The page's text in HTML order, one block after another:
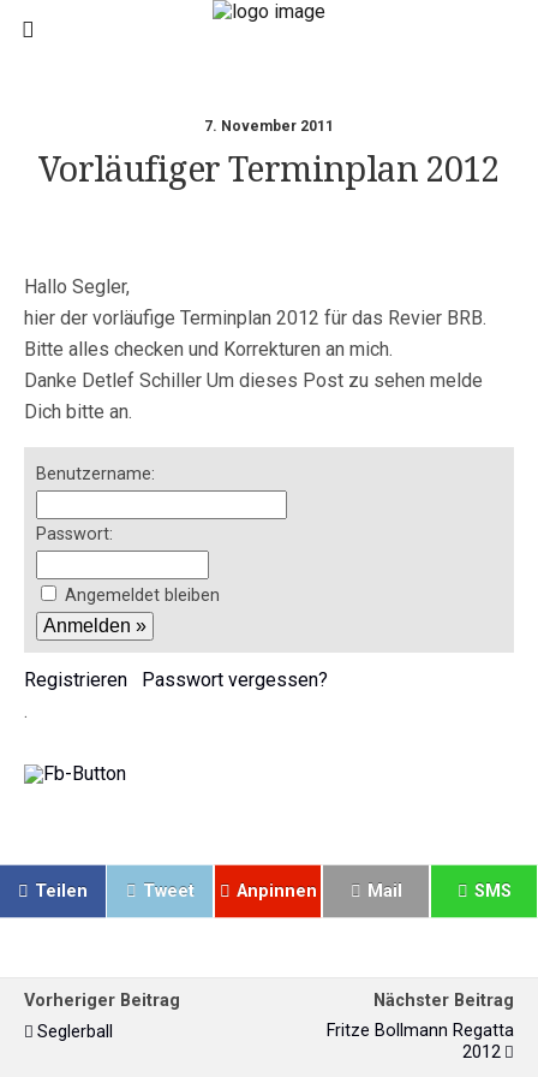
7. November 2011
Vorläufiger Terminplan 2012
Hallo Segler,
hier der vorläufige Terminplan 2012 für das Revier BRB.
Bitte alles checken und Korrekturen an mich.
Danke Detlef Schiller Um dieses Post zu sehen melde
Dich bitte an.
Benutzername:
Passwort:
Angemeldet bleiben
Registrieren
Passwort vergessen?
.
Teilen Tweet Anpinnen Mail SMS
Vorheriger Beitrag
Seglerball
Nächster Beitrag
Fritze Bollmann Regatta
2012